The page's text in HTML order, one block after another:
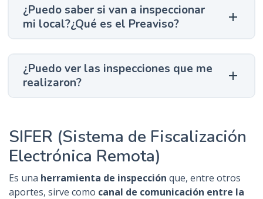
¿Puedo saber si van a inspeccionar
mi local?¿Qué es el Preaviso?
¿Puedo ver las inspecciones que me
realizaron?
SIFER (Sistema de Fiscalización
Electrónica Remota)
Es una herramienta de inspección que, entre otros
aportes, sirve como canal de comunicación entre la